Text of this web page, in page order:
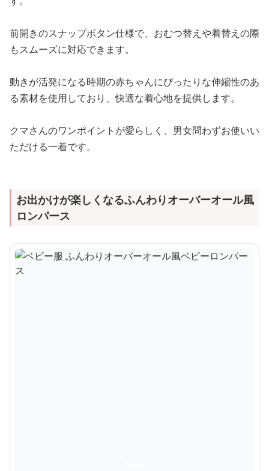
前開きのスナップボタン仕様で、おむつ替えや着替えの際
もスムーズに対応できます。
動きが活発になる時期の赤ちゃんにぴったりな伸縮性のあ
る素材を使用しており、快適な着心地を提供します。
クマさんのワンポイントが愛らしく、男女問わずお使いい
ただける一着です。
お出かけが楽しくなるふんわりオーバーオール風
ロンパース